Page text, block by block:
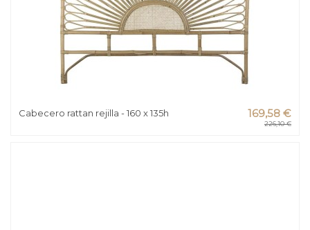
Cabecero rattan rejilla - 160 x 135h 169,58 €
226,10 €